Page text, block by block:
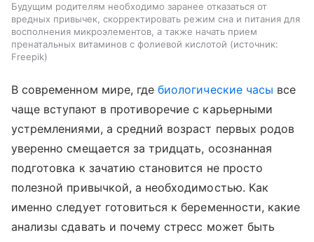
Будущим родителям необходимо заранее отказаться от
вредных привычек, скорректировать режим сна и питания для
восполнения микроэлементов, а также начать прием
пренатальных витаминов с фолиевой кислотой
источник:
Freepik
В современном мире, гдебиологические часы все
чаще вступают в противоречие с карьерными
устремлениями, а средний возраст первых родов
уверенно смещается за тридцать, осознанная
подготовка к зачатию становится не просто
полезной привычкой, а необходимостью. Как
именно следует готовиться к беременности, какие
анализы сдавать и почему стресс может быть